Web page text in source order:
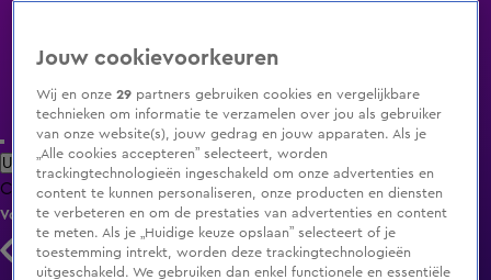
Uitzending Gemist Populaire programma's Zenders Genres
ClipsFilmsRadioSmart TV inlogShop
Volg KIJK
Jouw cookievoorkeuren
Wij en onze29 partners gebruiken cookies en vergelijkbare
technieken om informatie te verzamelen over jou als gebruiker
van onze website(s), jouw gedrag en jouw apparaten. Als je
„Alle cookies accepteren” selecteert, worden
trackingtechnologieën ingeschakeld om onze advertenties en
content te kunnen personaliseren, onze producten en diensten
te verbeteren en om de prestaties van advertenties en content
te meten. Als je „Huidige keuze opslaan” selecteert of je
toestemming intrekt, worden deze trackingtechnologieën
uitgeschakeld. We gebruiken dan enkel functionele en essentiële